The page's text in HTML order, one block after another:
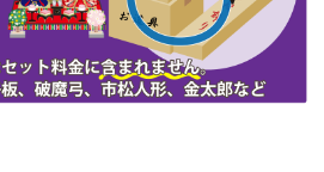
令和3年6月3日(木)
令和3年4月23日(金)